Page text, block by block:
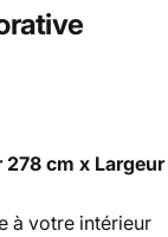
278 cm x Largeur
à votre intérieur